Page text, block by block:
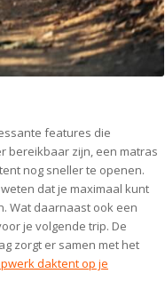
features die
bereikbaar zijn, een matras
nog sneller te openen.
dat je maximaal kunt
Wat daarnaast ook een
je volgende trip. De
zorgt er samen met het
daktent op je